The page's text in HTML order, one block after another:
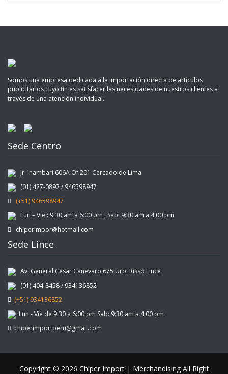
Somos una empresa dedicada a la importación directa de artículos
publicitarios cuyo fin es satisfacer las necesidades de nuestros clientes a
través de una atención individual.
Sede Centro
Jr. Inambari 606A Of 201 Cercado de Lima
(01) 427-0892 / 946598947
(+51) 946598947
Lun – Vie : 9:30 am a 6:00 pm , Sab: 9:30 am a 4:00 pm
chiperimpor@hotmail.com
Sede Lince
Av. General Cesar Canevaro 675 Urb. Risso Lince
(01) 404-8458 / 934136852
(+51) 934136852
Lun - Vie de 9:30 a 6:00 pm Sab: 9:30 am a 4:00 pm
chiperimportperu@gmail.com
Copyright © 2026 Chiper Import | Merchandising All Right